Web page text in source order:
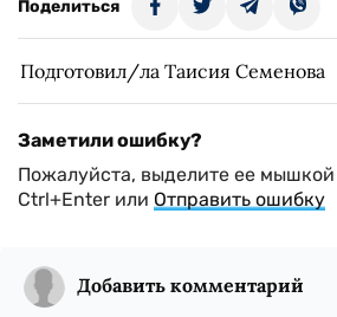
Поделиться
Подготовил/ла Таисия Семенова
Заметили ошибку?
Пожалуйста, выделите ее
Ctrl+Enter или Отправить ошибку
Добавить комментарий